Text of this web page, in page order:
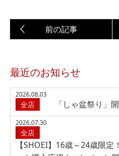
最近のお知らせ
2026.08.03
全店 「しゃ盆祭り」
2026.07.30
全店
【SHOEI】16歳～24歳限